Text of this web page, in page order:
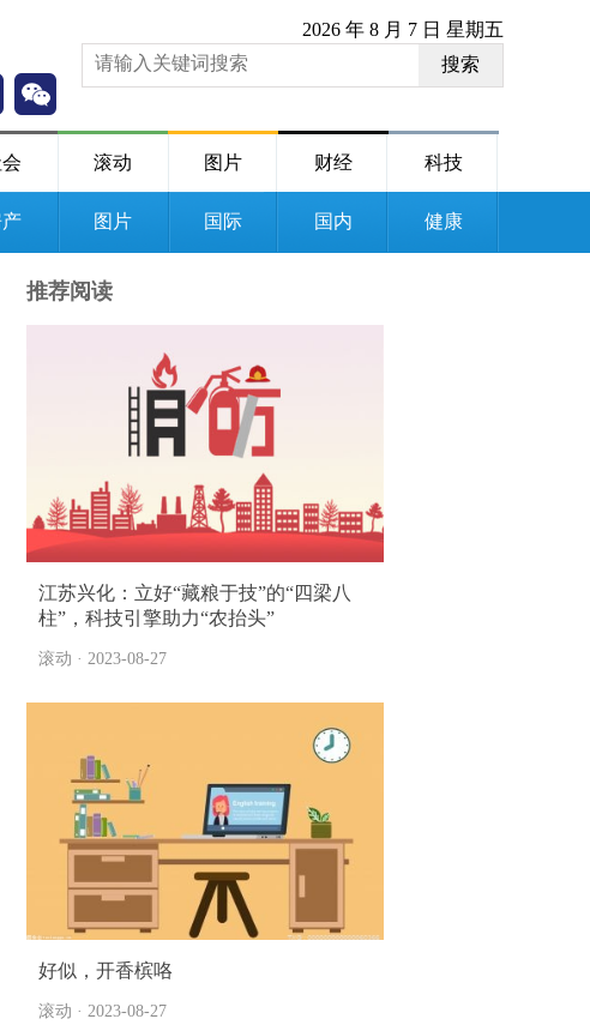
2026 年 8 月 7 日 星期五
搜索
滚动 图片 财经 科技
产 图片 国际 国内 健康
推荐阅读
江苏兴化：立好“藏粮于技”的“四梁八
柱”，科技引擎助力“农抬头”
滚动 · 2023-08-27
好似，开香槟咯
滚动 · 2023-08-27